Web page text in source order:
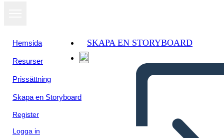
Hemsida
Resurser
Prissättning
Skapa en Storyboard
Register
Logga in
SKAPA EN STORYBOARD